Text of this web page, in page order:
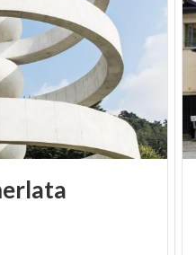
contemplare tutta la
e, nelle giornate